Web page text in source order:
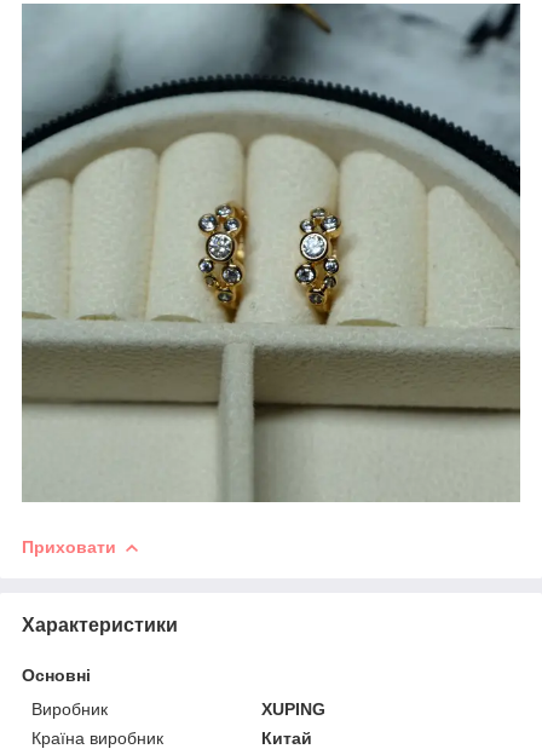
Приховати
Характеристики
Основні
Виробник
XUPING
Країна виробник
Китай